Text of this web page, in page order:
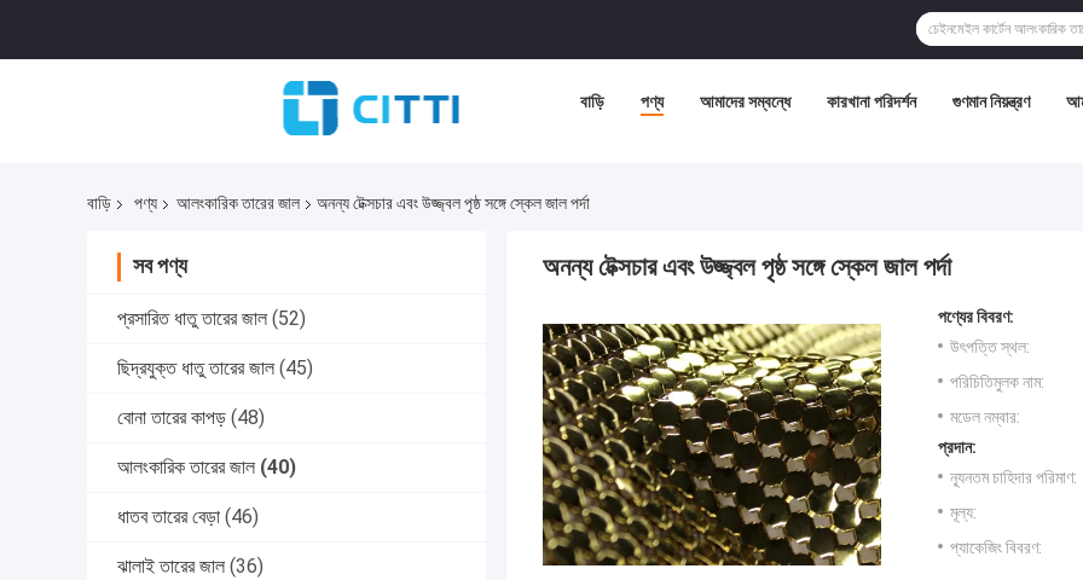
বাড়ি পণ্য আমাদের সম্বন্ধে কারখানা পরিদর্শন গুণমান নিয়ন্ত্রণ
বাড়ি পণ্য আলংকারিক তারের জাল অনন্য টেক্সচার এবং উজ্জ্বল পৃষ্ঠ সঙ্গে স্কেল জাল পর্দা
সব পণ্য
প্রসারিত ধাতু তারের জাল (52)
ছিদ্রযুক্ত ধাতু তারের জাল (45)
বোনা তারের কাপড় (48)
আলংকারিক তারের জাল (40)
ধাতব তারের বেড়া (46)
ঝালাই তারের জাল (36)
অনন্য টেক্সচার এবং উজ্জ্বল পৃষ্ঠ সঙ্গে স্কেল জাল পর্দা
পণ্যের বিবরণ:
উৎপত্তি স্থল:
পরিচিতিমুলক নাম:
মডেল নম্বার:
প্রদান:
ন্যূনতম চাহিদার পরিমাণ:
মূল্য:
প্যাকেজিং বিবরণ: